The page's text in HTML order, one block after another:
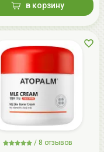
в корзину
/ 8 отзывов